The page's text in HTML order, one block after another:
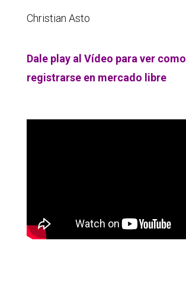
Christian Asto
Dale play al Vídeo para ver como
registrarse en mercado libre